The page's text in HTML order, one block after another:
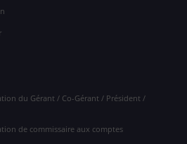
du Gérant / Co-Gérant / Président /
de commissaire aux comptes